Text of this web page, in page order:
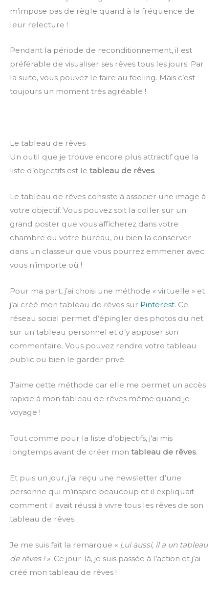
m’impose pas de règle quand à la fréquence de
leur relecture !
Pendant la période de reconditionnement, il est
préférable de visualiser ses rêves tous les jours. Par
la suite, vous pouvez le faire au feeling. Mais c’est
toujours un moment très agréable !
Le tableau de rêves
Un outil que je trouve encore plus attractif que la
liste d’objectifs est le tableau de rêves.
Le tableau de rêves consiste à associer une image à
votre objectif. Vous pouvez soit la coller sur un
grand poster que vous afficherez dans votre
chambre ou votre bureau, ou bien la conserver
dans un classeur que vous pourrez emmener avec
vous n’importe où !
Pour ma part, j’ai choisi une méthode « virtuelle » et
j’ai créé mon tableau de rêves sur Pinterest. Ce
réseau social permet d’épingler des photos du net
sur un tableau personnel et d’y apposer son
commentaire. Vous pouvez rendre votre tableau
public ou bien le garder privé.
J’aime cette méthode car elle me permet un accès
rapide à mon tableau de rêves même quand je
voyage !
Tout comme pour la liste d’objectifs, j’ai mis
longtemps avant de créer mon tableau de rêves.
Et puis un jour, j’ai reçu une newsletter d’une
personne qui m’inspire beaucoup et il expliquait
comment il avait réussi à vivre tous les rêves de son
tableau de rêves.
Je me suis fait la remarque « Lui aussi, il a un tableau
de rêves !». Ce jour-là, je suis passée à l’action et j’ai
créé mon tableau de rêves !